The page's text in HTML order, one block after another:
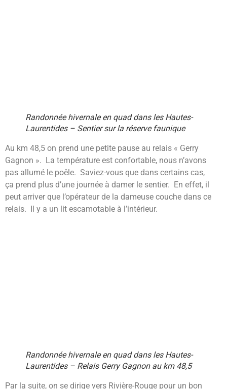
Randonnée hivernale en quad dans les Hautes-
Laurentides – Sentier sur la réserve faunique
Au km 48,5 on prend une petite pause au relais « Gerry
Gagnon ». La température est confortable, nous n’avons
pas allumé le poêle. Saviez-vous que dans certains cas,
ça prend plus d’une journée à damer le sentier. En effet, il
peut arriver que l’opérateur de la dameuse couche dans ce
relais. Il y a un lit escamotable à l’intérieur.
Randonnée hivernale en quad dans les Hautes-
Laurentides – Relais Gerry Gagnon au km 48,5
Par la suite, on se dirige vers Rivière-Rouge pour un bon